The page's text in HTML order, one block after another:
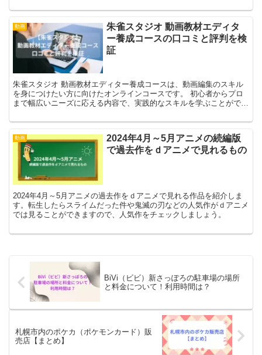
動画
朱雀スタジオ 動画教材エディタ
ー養成コースの口コミと評判を検
証
朱雀スタジオ 動画教材エディター養成コースは、動画編集のスキル
を身につけたい方に向けたオンラインコースです。 初心者からプロ
まで幅広いニーズに応える内容で、実践的なスキルを学ぶことができ
動画
2024年4月～5月アニメの続編版
で過去作をｄアニメで見れるもの
2024年4月～5月アニメの過去作をｄアニメで見れる作品を紹介しま
す。転生したらスライムだった件や鬼滅の刃などの人気作がｄアニメ
では見ることができますので、人気作をチェックしましょう。
BiVi（ビビ）新さっぽろの駐車場の場所
と料金について！利用時間は？
札幌市内のポケカ（ポケモンカード）販
売店【まとめ】